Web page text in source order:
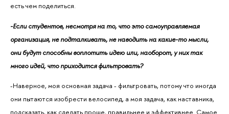
есть чем поделиться.
-Если студентов, несмотря на то, что это самоуправляемая
организация, не подталкивать, не наводить на какие-то мысли,
они будут способны воплотить идею или, наоборот, у них так
много идей, что приходится фильтровать?
-Наверное, моя основная задача - фильтровать, потому что иногда
они пытаются изобрести велосипед, а моя задача, как наставника,